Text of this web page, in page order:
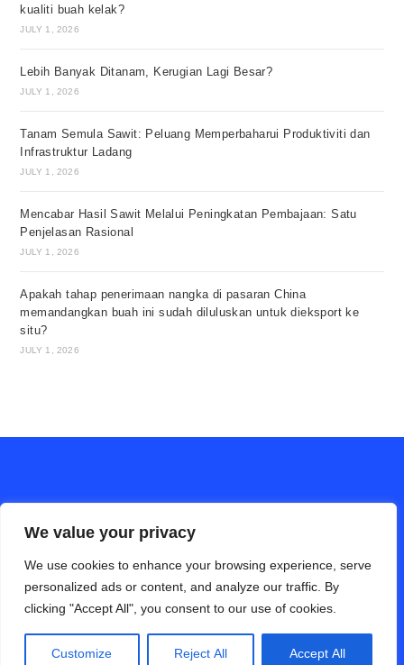
We value your privacy
We use cookies to enhance your browsing experience, serve
personalized ads or content, and analyze our traffic. By
clicking "Accept All", you consent to our use of cookies.
Customize Reject All Accept All
kualiti buah kelak?
JULY 1, 2026
Lebih Banyak Ditanam, Kerugian Lagi Besar?
JULY 1, 2026
Tanam Semula Sawit: Peluang Memperbaharui Produktiviti dan
Infrastruktur Ladang
JULY 1, 2026
Mencabar Hasil Sawit Melalui Peningkatan Pembajaan: Satu
Penjelasan Rasional
JULY 1, 2026
Apakah tahap penerimaan nangka di pasaran China
memandangkan buah ini sudah diluluskan untuk dieksport ke
situ?
JULY 1, 2026
ALAM PERTANIAN online (Bahasa Cina)
Disclaimer
Privacy Policy